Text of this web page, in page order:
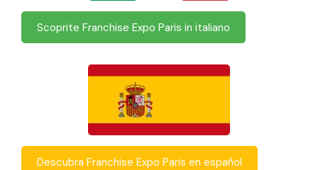
Scoprite Franchise Expo Paris in italiano
Descubra Franchise Expo Paris en español